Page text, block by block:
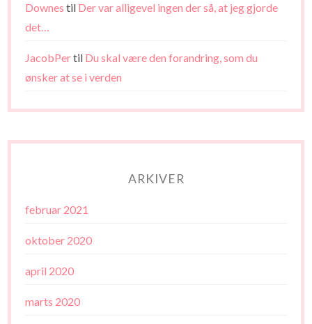
Downes til Der var alligevel ingen der så, at jeg gjorde
det…
JacobPertil Du skal være den forandring, som du
ønsker at se i verden
ARKIVER
februar 2021
oktober 2020
april 2020
marts 2020